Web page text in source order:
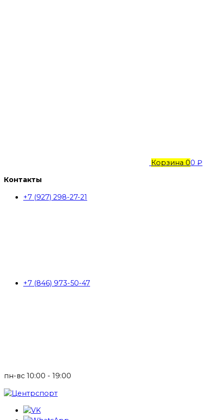
Корзина 00 ₽
Контакты
+7 (927) 298-27-21
+7 (846) 973-50-47
пн-вс 10:00 - 19:00